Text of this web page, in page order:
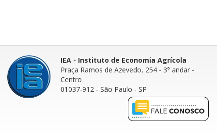
IEA - Instituto de Economia Agrícola
Praça Ramos de Azevedo, 254 - 3° andar -
Centro
01037-912 - São Paulo - SP